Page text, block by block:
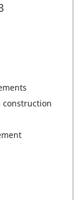
construction